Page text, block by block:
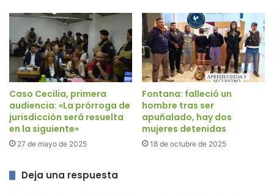
Caso Cecilia, primera
audiencia: «La prórroga de
jurisdicción será resuelta
en la siguiente»
27 de mayo de 2025
Fontana: falleció un
hombre tras ser
apuñalado, hay dos
mujeres detenidas
18 de octubre de 2025
Deja una respuesta